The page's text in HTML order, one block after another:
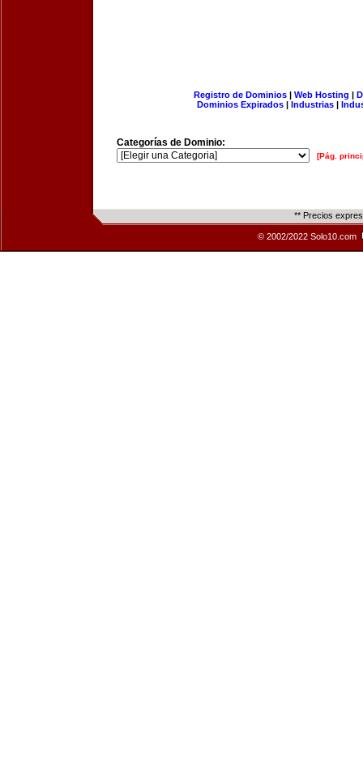
Registro de Dominios| Web Hosting |
Dominios Expirados | Industrias |
Categorías de Dominio:
[Pág.
** Precios
© 2002/2022 Solo10.com